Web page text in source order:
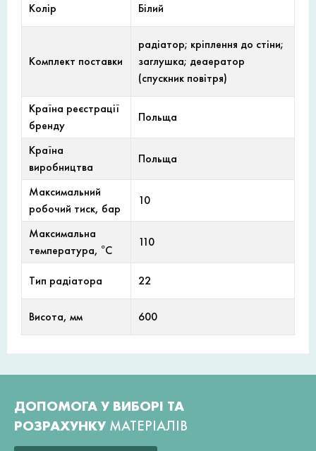
Колір Білий
Комплект поставки
радіатор; кріплення до стіни;
заглушка; деаератор
(спускник повітря)
Країна реєстрації
бренду
Польща
Країна
виробництва
Польща
Максимальний
робочий тиск, бар
10
Максимальна
температура, °С
110
Тип радіатора 22
Висота, мм 600
ДОПОМОГА У ВИБОРІ ТА
РОЗРАХУНКУ МАТЕРІАЛІВ